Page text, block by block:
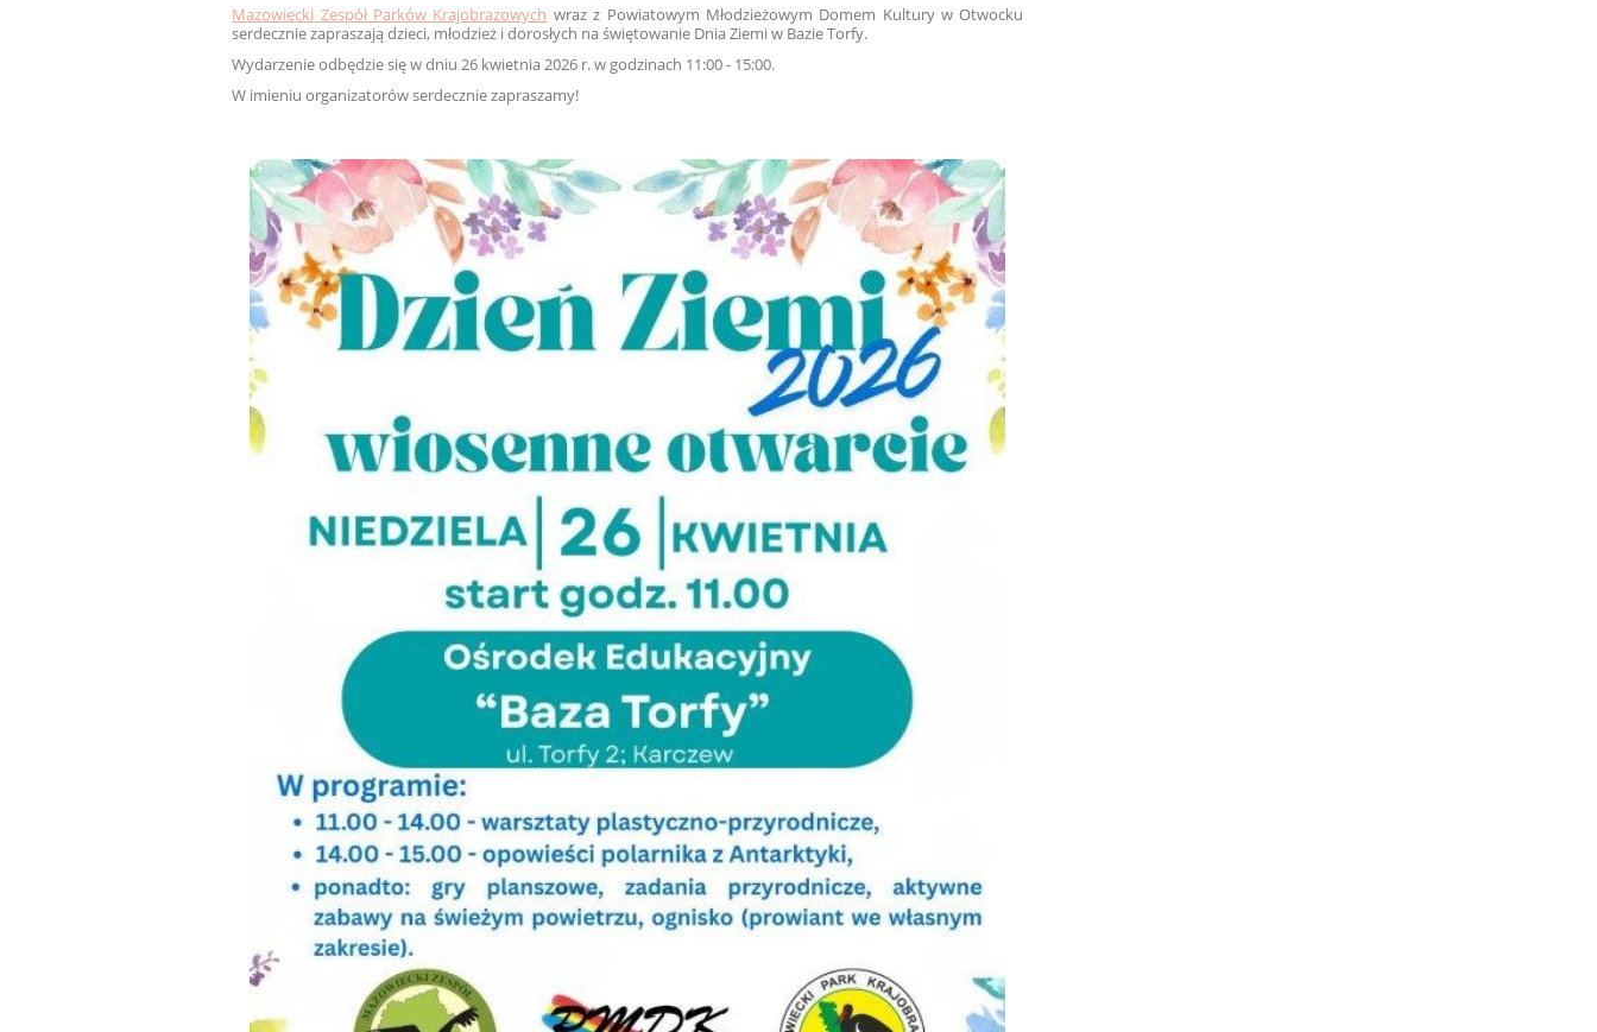
Mazowiecki Zespół Parków Krajobrazowych wraz z Powiatowym Młodzieżowym Domem Kultury w Otwocku
serdecznie zapraszają dzieci, młodzież i dorosłych na świętowanie Dnia Ziemi w Bazie Torfy.
Wydarzenie odbędzie się w dniu 26 kwietnia 2026 r. w godzinach 11:00 - 15:00.
W imieniu organizatorów serdecznie zapraszamy!